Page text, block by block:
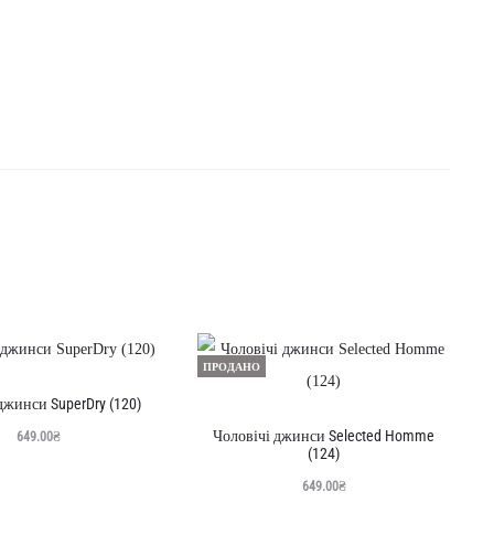
SuperDry (120)
649.00₴
ПРОДАНО
Чоловічі джинси Selected Homme
(124)
649.00₴